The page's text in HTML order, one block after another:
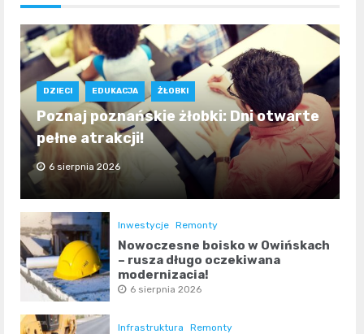
DZIECI EDUKACJA ŻŁOBKI
Poznaj poznańskie żłobki: Dni otwarte
pełne atrakcji!
6 sierpnia 2026
Inwestycje Remonty
Nowoczesne boisko w Owińskach
– rusza długo oczekiwana
modernizacja!
6 sierpnia 2026
Infrastruktura Remonty